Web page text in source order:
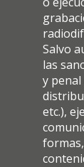
Salvo
las
y
etc.),